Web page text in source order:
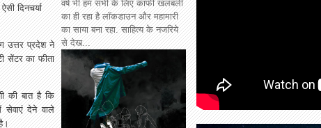
दिनचर्या
उत्तर प्रदेश ने
सेंटर का फीता
की बात है कि
सेवाएं देने वाले
है।
वर्ष भी हम सभी के लिए काफी खलबली
का ही रहा है लॉकडाउन और महामारी
का साया बना रहा. साहित्य के नजरिये
से देख...